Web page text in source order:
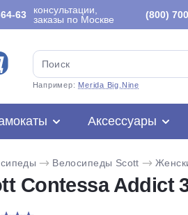
63
консультации,
заказы по Москве
(800)
Например: Merida Big.Nine
Аксессуары
Велосипеды Scott
Contessa Addict